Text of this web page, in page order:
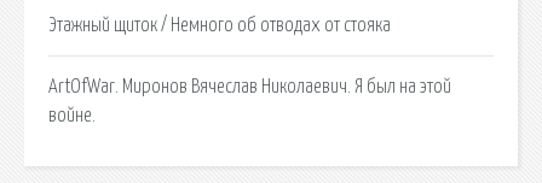
Этажный щиток / Немного об отводах от стояка
ArtOfWar. Миронов Вячеслав Николаевич. Я был на этой
войне.